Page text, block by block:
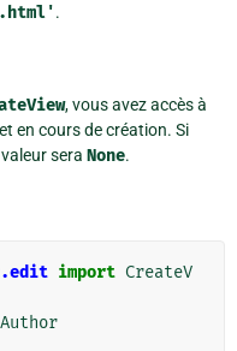
.
, vous avez accès à
en cours de création. Si
valeur seraNone.
import CreateV
Author